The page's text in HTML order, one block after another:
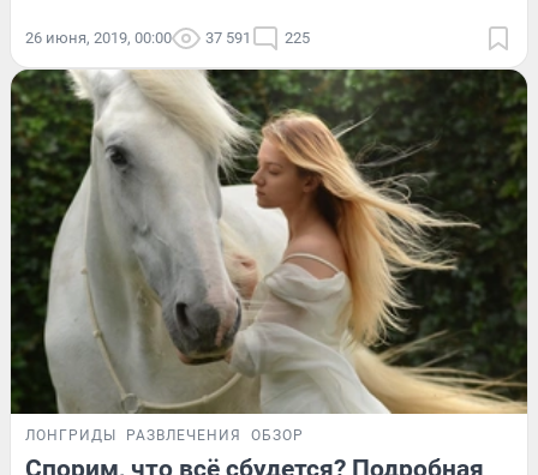
26 июня, 2019, 00:00 37 591 225
ЛОНГРИДЫ РАЗВЛЕЧЕНИЯ ОБЗОР
Спорим, что всё сбудется? Подробная